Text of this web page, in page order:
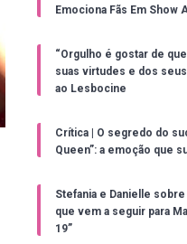
Emociona Fãs Em Show
“Orgulho é gostar de
suas virtudes e dos
ao Lesbocine
Crítica | O segredo do
Queen”: a emoção que
Stefania e Danielle sobre
que vem a seguir para
19”